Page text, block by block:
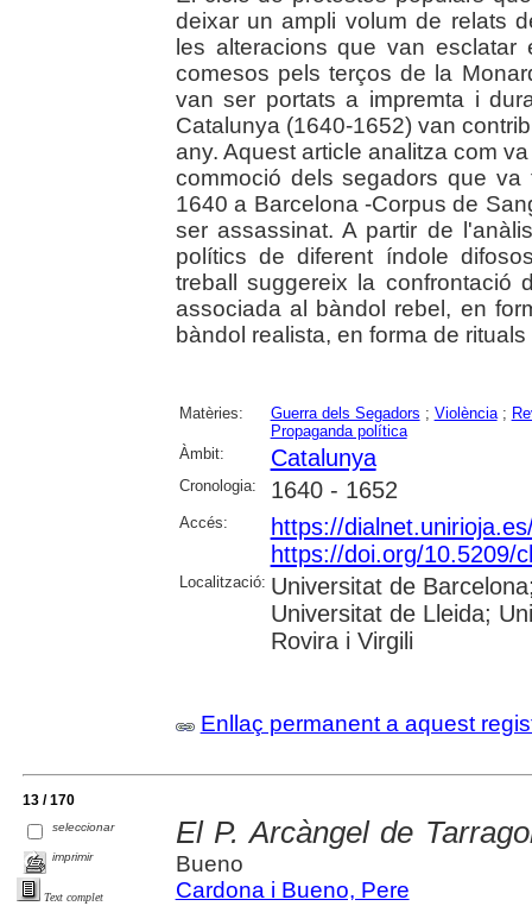
deixar un ampli volum de relats
les alteracions que van
comesos pels terços de la
van ser portats a impremta i
Catalunya (1640-1652) van
any. Aquest article analitza com
commoció dels segadors que
1640 a Barcelona -Corpus de
ser assassinat. A partir de
polítics de diferent índole
treball suggereix la confrontació
associada al bàndol rebel, en
bàndol realista, en forma de
Matèries: Guerra dels Segadors ; Violència;
Propaganda política
Àmbit:
Catalunya
Cronologia: 1640 - 1652
Accés:
https://
https://doi.org/10.5209/
Localització: Universitat de
Universitat de Lleida;
Rovira i Virgili
Enllaç permanent a aquest
13 / 170
seleccionar
imprimir
Text complet
El P. Arcàngel de
Bueno
Cardona i Bueno, Pere